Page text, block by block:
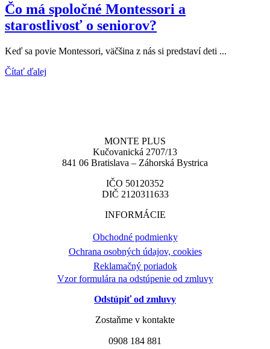
Čo má spoločné Montessori a
starostlivosť o seniorov?
Keď sa povie Montessori, väčšina z nás si predstaví deti ...
Čítať ďalej
MONTE PLUS
Kučovanická 2707/13
841 06 Bratislava – Záhorská Bystrica
IČO 50120352
DIČ 2120311633
INFORMÁCIE
Obchodné podmienky
Ochrana osobných údajov, cookies
Reklamačný poriadok
Vzor formulára na odstúpenie od zmluvy
Odstúpiť od zmluvy
Zostaňme v kontakte
0908 184 881